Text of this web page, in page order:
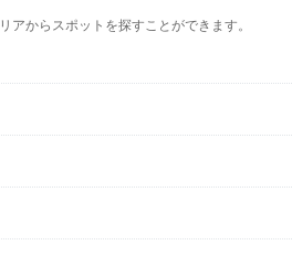
アからスポットを探すことができます。